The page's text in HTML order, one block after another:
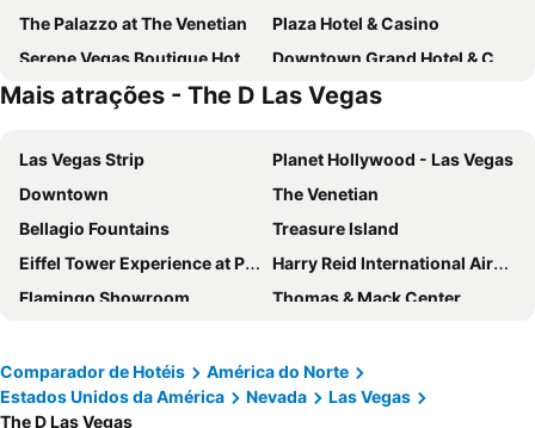
The Palazzo at The Venetian
Plaza Hotel & Casino
Serene Vegas Boutique Hotel Las Vegas
Downtown Grand Hotel & Casino
Silver Sevens Hotel & Casino
The Westin Las Vegas Hotel & Spa
Four Queens Hotel and Casino
The Vanderpump Las Vegas Hotel & Casino - A Caesars Rewards Destination
Palace Station Hotel and Casino
Masquerade Tower at Rio Hotel & Casino
El Cortez Hotel and Casino
Boulder Station Hotel and Casino
Club de Soleil All-Suite Resort
Lexi Las Vegas
Oasis at Gold Spike
Goroomgo Blue Moon Bhimtal
Super 8 by Wyndham Las Vegas North Strip/Fremont St. Area
Marriott's Grand Chateau
SpringHill Suites by Marriott Las Vegas Convention Center
Downtowner Boutique Hotel
Mais atrações - The D Las Vegas
Las Vegas Strip
Planet Hollywood - Las Vegas
Downtown
The Venetian
Bellagio Fountains
Treasure Island
Eiffel Tower Experience at Paris Las Vegas
Harry Reid International Airport
Flamingo Showroom
Thomas & Mack Center
CONNECTIONS
Eiffel Tower
Buca di Beppo - Excalibur
Mandalay Bay Theater
Comparador de Hotéis
América do Norte
Estados Unidos da América
Nevada
Las Vegas
The D Las Vegas